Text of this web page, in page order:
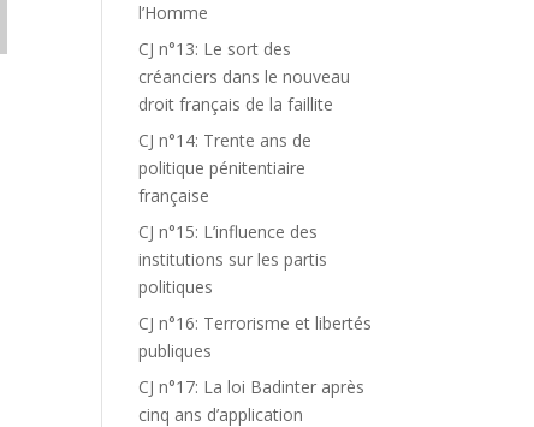
l’Homme
CJ n°13: Le sort des
créanciers dans le nouveau
droit français de la faillite
CJ n°14: Trente ans de
politique pénitentiaire
française
CJ n°15: L’influence des
institutions sur les partis
politiques
CJ n°16: Terrorisme et libertés
publiques
CJ n°17: La loi Badinter après
cinq ans d’application